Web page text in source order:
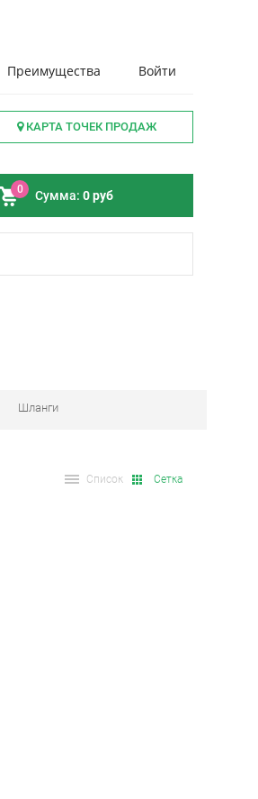
Преимущества Войти
КАРТА ТОЧЕК ПРОДАЖ
0 Сумма: 0 руб
Шланги
Список Сетка